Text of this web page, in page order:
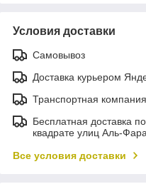
Условия доставки
Самовывоз
Доставка курьером
Транспортная компания
Бесплатная доставка
квадрате улиц Аль-
Все условия доставки